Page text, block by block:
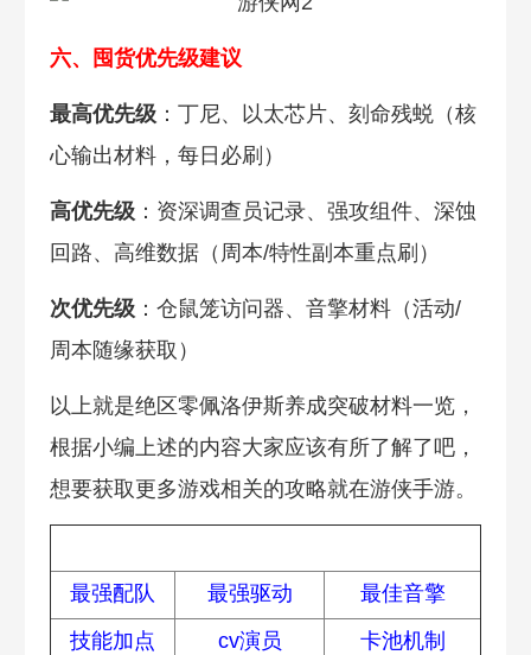
六、囤货优先级建议
最高优先级：丁尼、以太芯片、刻命残蜕（核
心输出材料，每日必刷）
高优先级：资深调查员记录、强攻组件、深蚀
回路、高维数据（周本/特性副本重点刷）
次优先级：仓鼠笼访问器、音擎材料（活动/
周本随缘获取）
以上就是绝区零佩洛伊斯养成突破材料一览，
根据小编上述的内容大家应该有所了解了吧，
想要获取更多游戏相关的攻略就在游侠手游。
最强配队 最强驱动
最佳音擎
技能加点
cv演员
卡池机制